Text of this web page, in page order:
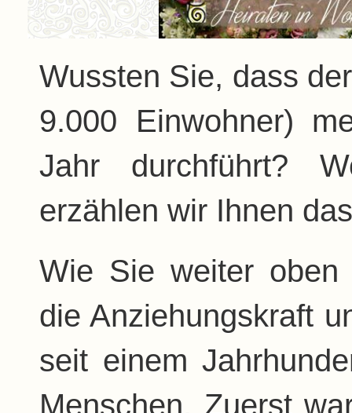
Wussten Sie, dass
9.000 Einwohner)
Jahr durchführt?
erzählen wir Ihnen
Wie Sie weiter oben
die Anziehungskraft
seit einem
Menschen. Zuerst